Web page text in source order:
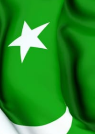
إقتصاد
منوعات
البرامج
جدول البرامج